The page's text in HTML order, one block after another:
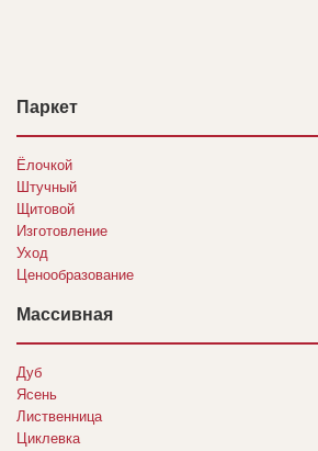
Паркет
Ёлочкой
Штучный
Щитовой
Изготовление
Уход
Ценообразование
Массивная
Дуб
Ясень
Лиственница
Циклевка